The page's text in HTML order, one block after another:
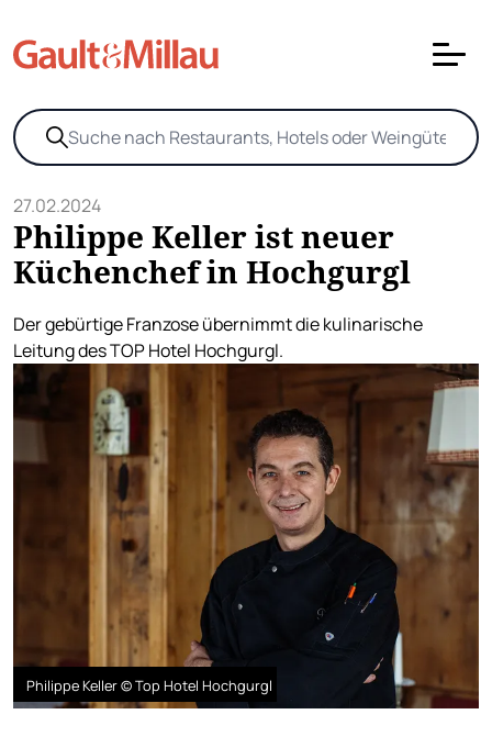
27.02.2024
Philippe Keller ist neuer
Küchenchef in Hochgurgl
Der gebürtige Franzose übernimmt die kulinarische
Leitung des TOP Hotel Hochgurgl.
Philippe Keller © Top Hotel Hochgurgl